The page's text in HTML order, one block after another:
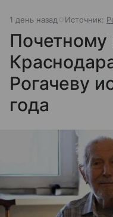
1 день назад Источник:
Почетному
Рогачеву
года